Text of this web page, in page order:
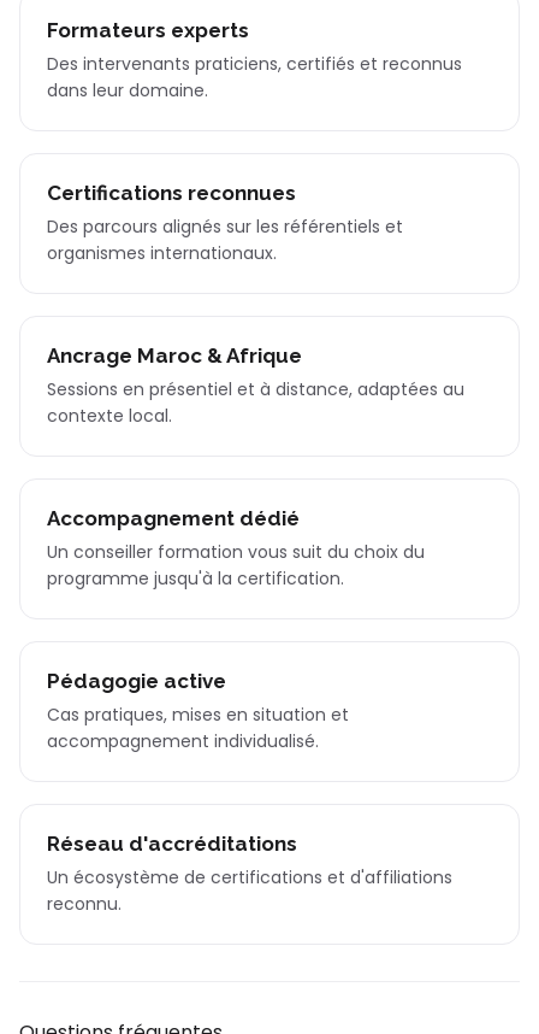
Formateurs experts
Des intervenants praticiens, certifiés et reconnus
dans leur domaine.
Certifications reconnues
Des parcours alignés sur les référentiels et
organismes internationaux.
Ancrage Maroc & Afrique
Sessions en présentiel et à distance, adaptées au
contexte local.
Accompagnement dédié
Un conseiller formation vous suit du choix du
programme jusqu'à la certification.
Pédagogie active
Cas pratiques, mises en situation et
accompagnement individualisé.
Réseau d'accréditations
Un écosystème de certifications et d'affiliations
reconnu.